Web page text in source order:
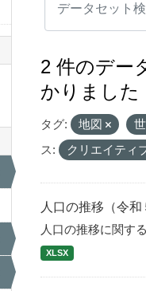
2 件のデー
かりました
タグ: 地図
ス:
クリエイティ
人口の推移（令和
人口の推移に関す
XLSX